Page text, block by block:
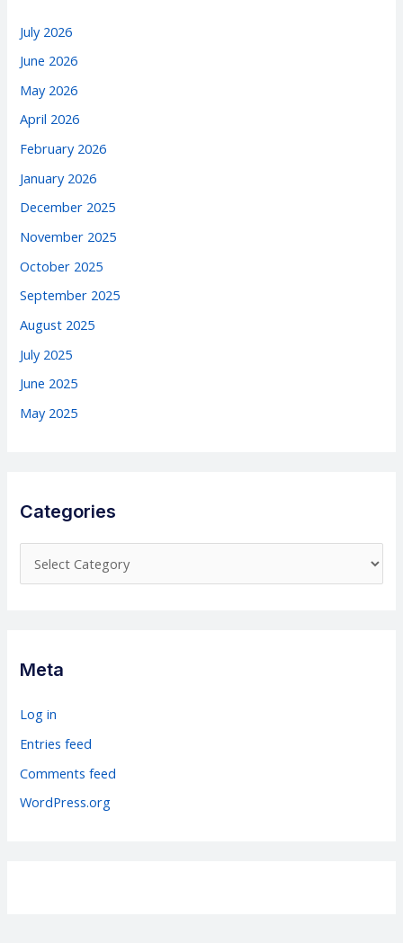
July 2026
June 2026
May 2026
April 2026
February 2026
January 2026
December 2025
November 2025
October 2025
September 2025
August 2025
July 2025
June 2025
May 2025
Categories
a
g
r
i
Meta
Log in
Entries feed
Comments feed
WordPress.org